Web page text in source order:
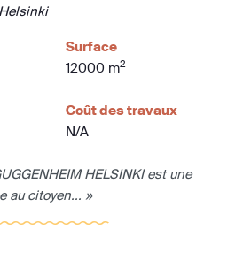
Surface
12000 m2
Coût des travaux
N/A
HELSINKI est une
au citoyen... »